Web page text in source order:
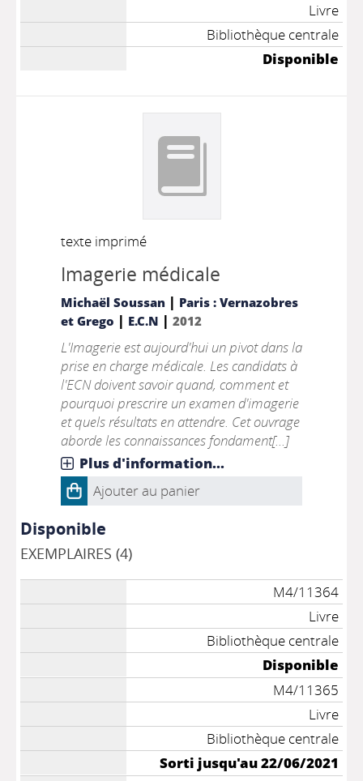
Livre
Bibliothèque centrale
Disponible
texte imprimé
Imagerie médicale
Michaël Soussan | Paris : Vernazobres
et Grego | E.C.N | 2012
L'Imagerie est aujourd'hui un pivot dans la
prise en charge médicale. Les candidats à
l'ECN doivent savoir quand, comment et
pourquoi prescrire un examen d'imagerie
et quels résultats en attendre. Cet ouvrage
aborde les connaissances fondament[...]
Plus d'information...
Ajouter au panier
Disponible
EXEMPLAIRES (4)
M4/11364
Livre
Bibliothèque centrale
Disponible
M4/11365
Livre
Bibliothèque centrale
Sorti jusqu'au 22/06/2021